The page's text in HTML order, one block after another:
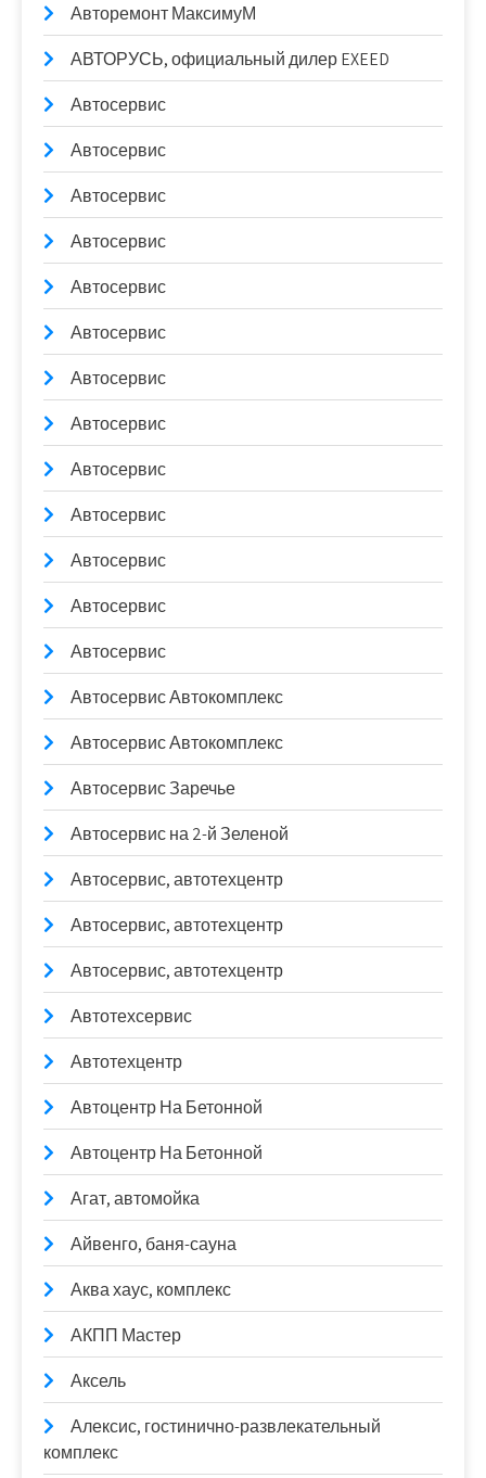
Авторемонт МаксимуМ
АВТОРУСЬ, официальный дилер EXEED
Автосервис
Автосервис
Автосервис
Автосервис
Автосервис
Автосервис
Автосервис
Автосервис
Автосервис
Автосервис
Автосервис
Автосервис
Автосервис
Автосервис Автокомплекс
Автосервис Автокомплекс
Автосервис Заречье
Автосервис на 2-й Зеленой
Автосервис, автотехцентр
Автосервис, автотехцентр
Автосервис, автотехцентр
Автотехсервис
Автотехцентр
Автоцентр На Бетонной
Автоцентр На Бетонной
Агат, автомойка
Айвенго, баня-сауна
Аква хаус, комплекс
АКПП Мастер
Аксель
Алексис, гостинично-развлекательный
комплекс